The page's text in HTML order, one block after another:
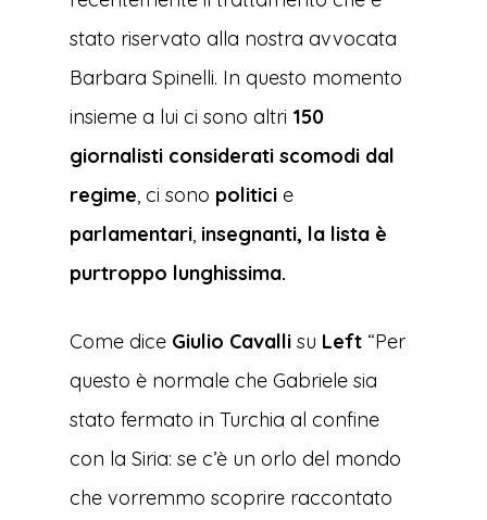
stato riservato alla nostra avvocata
Barbara Spinelli. In questo momento
insieme a lui ci sono altri 150
giornalisti considerati scomodi dal
regime, ci sono politici e
parlamentari, insegnanti, la lista è
purtroppo lunghissima.
Come dice Giulio Cavalli su Left “Per
questo è normale che Gabriele sia
stato fermato in Turchia al confine
con la Siria: se c’è un orlo del mondo
che vorremmo scoprire raccontato